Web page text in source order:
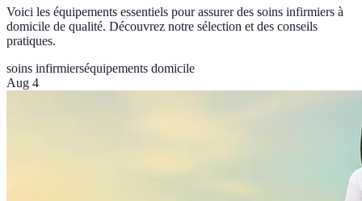
Voici les équipements essentiels pour assurer des soins infirmiers à
domicile de qualité. Découvrez notre sélection et des conseils
pratiques.
soins infirmierséquipements domicile
Aug 4